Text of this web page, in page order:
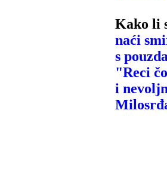
Kako li
naći
s
"Reci
i